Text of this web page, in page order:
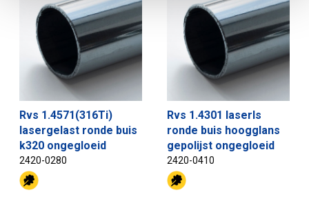
Rvs 1.4571(316Ti)
lasergelast ronde buis
k320 ongegloeid
2420-0280
Rvs 1.4301 laserls
ronde buis hoogglans
gepolijst ongegloeid
2420-0410